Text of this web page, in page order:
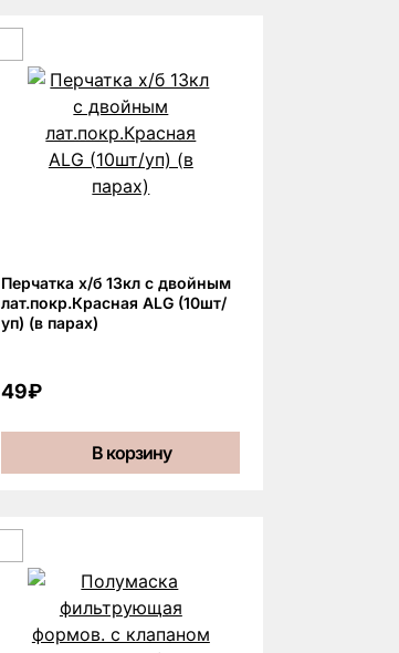
Перчатка х/б 13кл с двойным
лат.покр.Красная ALG (10шт/
уп) (в парах)
49₽
В корзину